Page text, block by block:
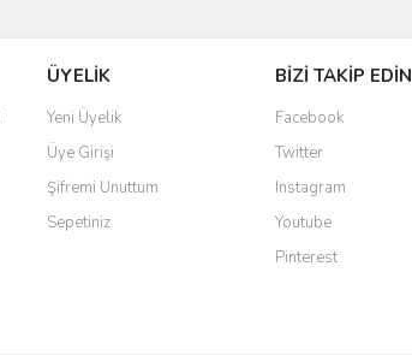
ÜYELİK
Yeni Üyelik
Üye Girişi
Şifremi Unuttum
Sepetiniz
BİZİ TAKİP EDİN
Facebook
Twitter
Instagram
Youtube
Pinterest